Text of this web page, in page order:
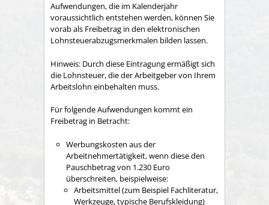
Aufwendungen, die im Kalenderjahr
voraussichtlich entstehen werden, können Sie
vorab als Freibetrag in den elektronischen
Lohnsteuerabzugsmerkmalen bilden lassen.
Hinweis: Durch diese Eintragung ermäßigt sich
die Lohnsteuer, die der Arbeitgeber von Ihrem
Arbeitslohn einbehalten muss.
Für folgende Aufwendungen kommt ein
Freibetrag in Betracht:
Werbungskosten aus der
Arbeitnehmertätigkeit, wenn diese den
Pauschbetrag von 1.230 Euro
überschreiten, beispielweise:
Arbeitsmittel (zum Beispiel Fachliteratur,
Werkzeuge, typische Berufskleidung)